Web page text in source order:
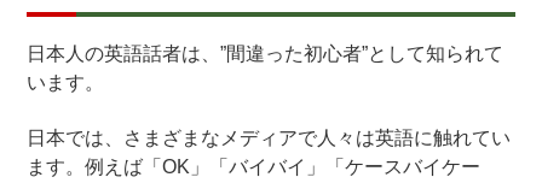
日本人の英語話者は、”間違った初心者”として知られて
います。
日本では、さまざまなメディアで人々は英語に触れてい
ます。例えば「OK」「バイバイ」「ケースバイケー